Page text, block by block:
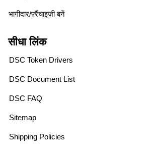
भागीदार/फ़्रैंचाइज़ी बनें
सीधा लिंक
DSC Token Drivers
DSC Document List
DSC FAQ
Sitemap
Shipping Policies